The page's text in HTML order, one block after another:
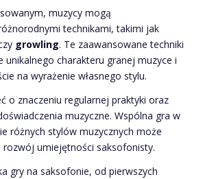
muzycy mogą
technikami, takimi jak
growling. Te zaawansowane techniki
unikalnego charakteru granej muzyce i
na wyrażenie własnego stylu.
o znaczeniu regularnej praktyki oraz
muzyczne. Wspólna gra w
różnych stylów muzycznych może
rozwój umiejętności saksofonisty.
gry na saksofonie, od pierwszych